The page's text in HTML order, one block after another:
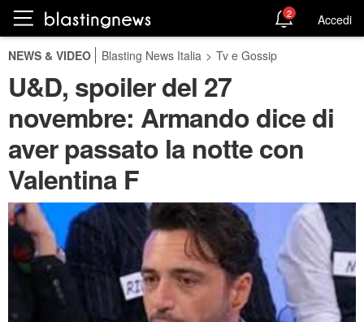
2 Accedi
NEWS & VIDEO Blasting News Italia > Tv e Gossip
U&D, spoiler del 27
novembre: Armando dice di
aver passato la notte con
Valentina F